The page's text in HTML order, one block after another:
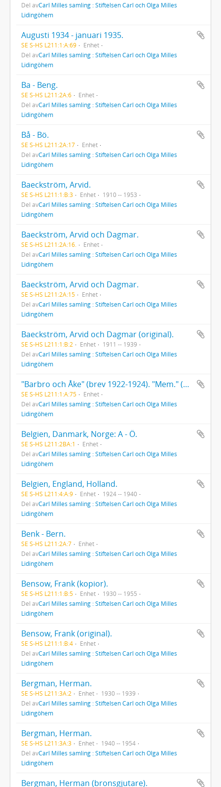
Del avCarl Milles samling : Stiftelsen Carl och Olga Milles
Lidingöhem
Augusti 1934 - januari 1935.
SE S-HS L211:1:A:69
Enhet
Del avCarl Milles samling : Stiftelsen Carl och Olga Milles
Lidingöhem
Ba - Beng.
SE S-HS L211:2A:6
Enhet
Del avCarl Milles samling : Stiftelsen Carl och Olga Milles
Lidingöhem
Bå - Bö.
SE S-HS L211:2A:17
Enhet
Del avCarl Milles samling : Stiftelsen Carl och Olga Milles
Lidingöhem
Baeckström, Arvid.
SE S-HS L211:1:B:3 Enhet
1910 -- 1953
Del avCarl Milles samling : Stiftelsen Carl och Olga Milles
Lidingöhem
Baeckström, Arvid och Dagmar.
SE S-HS L211:2A:16.
Enhet
Del avCarl Milles samling : Stiftelsen Carl och Olga Milles
Lidingöhem
Baeckström, Arvid och Dagmar.
SE S-HS L211:2A:15
Enhet
Del avCarl Milles samling : Stiftelsen Carl och Olga Milles
Lidingöhem
Baeckström, Arvid och Dagmar (original).
SE S-HS L211:1:B:2 Enhet
1911 -- 1939
Del avCarl Milles samling : Stiftelsen Carl och Olga Milles
Lidingöhem
"Barbro och Åke" (brev 1922-1924). "Mem." (memoarer, även original). "Mina jordiska ägodelar", original (ej kopiebok).
SE S-HS L211:1:A:75
Enhet
Del avCarl Milles samling : Stiftelsen Carl och Olga Milles
Lidingöhem
Belgien, Danmark, Norge: A - Ö.
SE S-HS L211:2BA:1
Enhet
Del avCarl Milles samling : Stiftelsen Carl och Olga Milles
Lidingöhem
Belgien, England, Holland.
SE S-HS L211:4:A:9 Enhet
1924 -- 1940
Del avCarl Milles samling : Stiftelsen Carl och Olga Milles
Lidingöhem
Benk - Bern.
SE S-HS L211:2A:7
Enhet
Del avCarl Milles samling : Stiftelsen Carl och Olga Milles
Lidingöhem
Bensow, Frank (kopior).
SE S-HS L211:1:B:5 Enhet
1930 -- 1955
Del avCarl Milles samling : Stiftelsen Carl och Olga Milles
Lidingöhem
Bensow, Frank (original).
SE S-HS L211:1:B:4
Enhet
Del avCarl Milles samling : Stiftelsen Carl och Olga Milles
Lidingöhem
Bergman, Herman.
SE S-HS L211:3A:2 Enhet
1930 -- 1939
Del avCarl Milles samling : Stiftelsen Carl och Olga Milles
Lidingöhem
Bergman, Herman.
SE S-HS L211:3A:3 Enhet
1940 -- 1954
Del avCarl Milles samling : Stiftelsen Carl och Olga Milles
Lidingöhem
Bergman, Herman (bronsgjutare).